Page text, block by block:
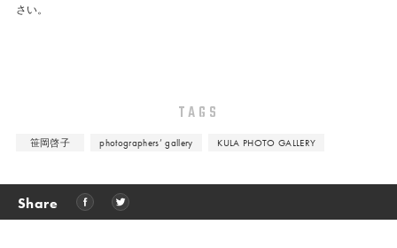
さい。
TAGS
笹岡啓子 photographers’ gallery KULA PHOTO GALLERY
Share